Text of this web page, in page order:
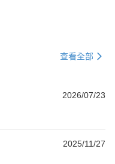
查看全部
2026/07/23
2025/11/27